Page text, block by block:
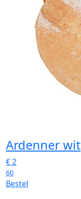
Ardenner wit
€2
60
Bestel